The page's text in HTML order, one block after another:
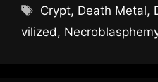
Schlagwörter
Crypt, Death Metal,
vilized,